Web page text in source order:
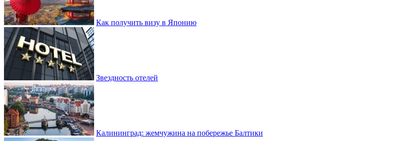
Как получить визу в Японию
Звездность отелей
Калининград: жемчужина на побережье Балтики